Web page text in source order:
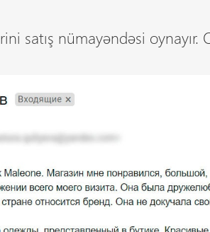
satış nümayəndəsi